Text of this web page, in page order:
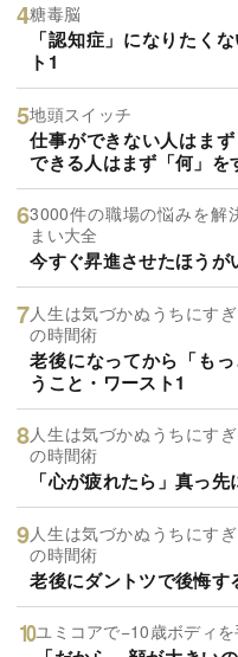
糖毒脳
「認知症」になりたく
ト1
地頭スイッチ
仕事ができない人はま
できる人はまず「何」を
3000件の職場の悩みを解
まい大全
今すぐ昇進させたほうが
人生は気づかぬうちにす
の時間術
老後になってから「も
うこと・ワースト1
人生は気づかぬうちにす
の時間術
「心が疲れたら」真っ
人生は気づかぬうちにす
の時間術
老後にダントツで後悔す
ユミコアで−10歳ボディ